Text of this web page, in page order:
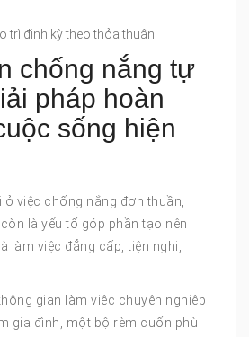
trì định kỳ theo thỏa thuận.
chống nắng tự
pháp hoàn
sống hiện
việc chống nắng đơn thuần,
là yếu tố góp phần tạo nên
làm việc đẳng cấp, tiện nghi,
gian làm việc chuyên nghiệp
gia đình, một bộ rèm cuốn phù